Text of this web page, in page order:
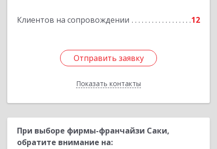
Клиентов на сопровождении 12
Отправить заявку
Показать контакты
Отправить заявку
Назад
При выборе фирмы-франчайзи Саки,
обратите внимание на: